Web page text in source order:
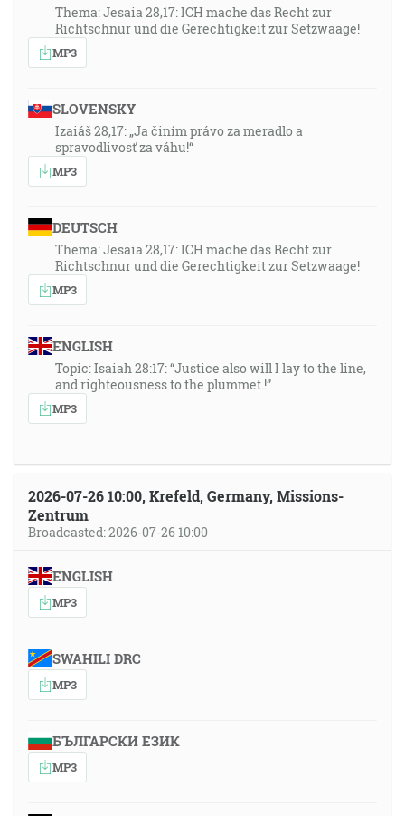
Thema: Jesaia 28,17: ICH mache das Recht zur
Richtschnur und die Gerechtigkeit zur Setzwaage!
MP3
SLOVENSKY
Izaiáš 28,17: „Ja činím právo za meradlo a
spravodlivosť za váhu!“
MP3
DEUTSCH
Thema: Jesaia 28,17: ICH mache das Recht zur
Richtschnur und die Gerechtigkeit zur Setzwaage!
MP3
ENGLISH
Topic: Isaiah 28:17: “Justice also will I lay to the line,
and righteousness to the plummet.!”
MP3
2026-07-26 10:00, Krefeld, Germany, Missions-
Zentrum
Broadcasted: 2026-07-26 10:00
ENGLISH
MP3
SWAHILI DRC
MP3
БЪЛГАРСКИ ЕЗИК
MP3